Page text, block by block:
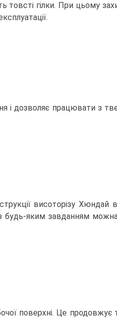
гілки. При цьому
і дозволяє працювати з
висоторізу Хюндай
яким завданням можна
поверхні. Це продовжує